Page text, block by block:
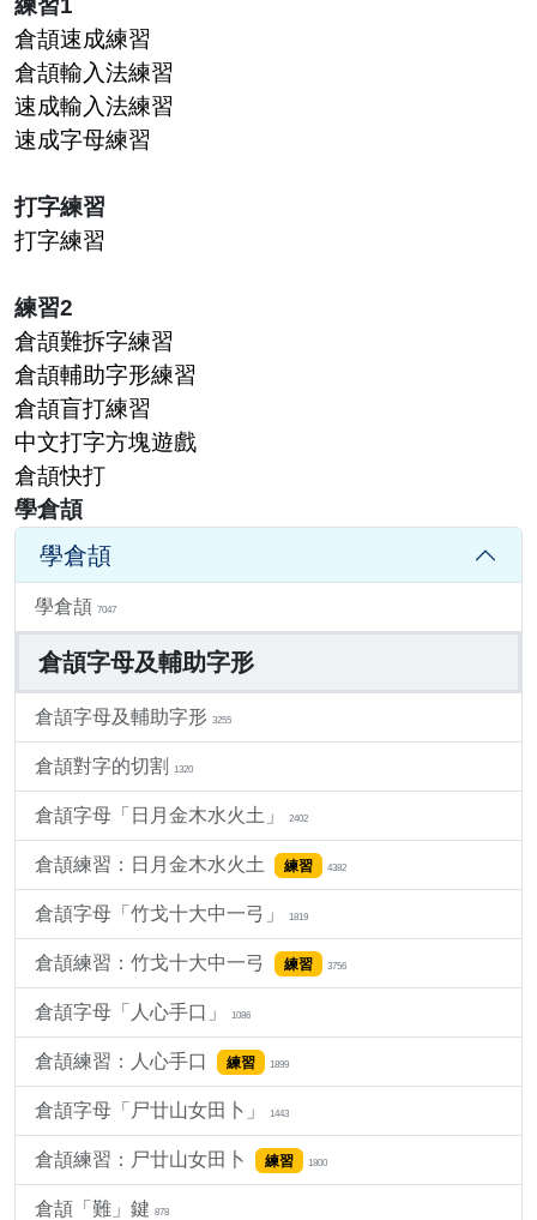
倉頡速成練習
倉頡輸入法練習
速成輸入法練習
速成字母練習
打字練習
打字練習
練習2
倉頡難拆字練習
倉頡輔助字形練習
倉頡盲打練習
中文打字方塊遊戲
倉頡快打
學倉頡
學倉頡
學倉頡 7047
倉頡字母及輔助字形
倉頡字母及輔助字形 3255
倉頡對字的切割 1320
倉頡字母「日月金木水火土」 2402
倉頡練習：日月金木水火土 練習 4382
倉頡字母「竹戈十大中一弓」 1819
倉頡練習：竹戈十大中一弓 練習 3756
倉頡字母「人心手口」 1086
倉頡練習：人心手口 練習 1899
倉頡字母「尸廿山女田卜」 1443
倉頡練習：尸廿山女田卜 練習 1800
倉頡「難」鍵 878